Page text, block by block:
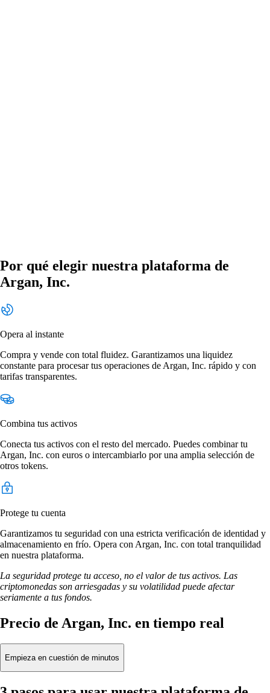
Por qué elegir nuestra plataforma de
Argan, Inc.
Opera al instante
Compra y vende con total fluidez. Garantizamos una liquidez
constante para procesar tus operaciones de Argan, Inc. rápido y con
tarifas transparentes.
Combina tus activos
Conecta tus activos con el resto del mercado. Puedes combinar tu
Argan, Inc. con euros o intercambiarlo por una amplia selección de
otros tokens.
Protege tu cuenta
Garantizamos tu seguridad con una estricta verificación de identidad y
almacenamiento en frío. Opera con Argan, Inc. con total tranquilidad
en nuestra plataforma.
La seguridad protege tu acceso, no el valor de tus activos. Las
criptomonedas son arriesgadas y su volatilidad puede afectar
seriamente a tus fondos.
Precio de Argan, Inc. en tiempo real
Empieza en cuestión de minutos